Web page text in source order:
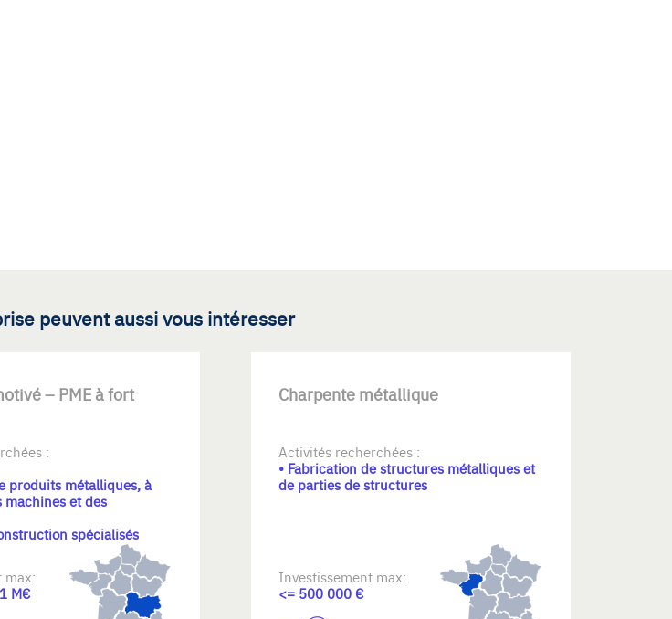
peuvent aussi vous intéresser
– PME à fort
:
produits métalliques, à
et des
spécialisés
max:
M€
Charpente métallique
Activités recherchées :
• Fabrication de structures métalliques et
de parties de structures
Investissement max:
<= 500 000 €